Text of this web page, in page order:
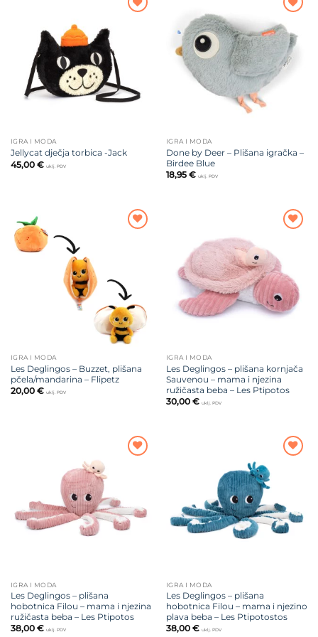
IGRA I MODA
Jellycat dječja torbica -Jack
45,00 € uklj. PDV
na listu
želja
IGRA I MODA
Done by Deer – Plišana igračka –
Birdee Blue
18,95 € uklj. PDV
IGRA I MODA
Les Deglingos – Buzzet, plišana
pčela/mandarina – Flipetz
20,00 € uklj. PDV
IGRA I MODA
Les Deglingos – plišana kornjača
Sauvenou – mama i njezina
ružičasta beba – Les Ptipotos
30,00 € uklj. PDV
IGRA I MODA
Les Deglingos – plišana
hobotnica Filou – mama i njezina
ružičasta beba – Les Ptipotos
38,00 € uklj. PDV
IGRA I MODA
Les Deglingos – plišana
hobotnica Filou – mama i njezino
plava beba – Les Ptipotostos
38,00 € uklj. PDV